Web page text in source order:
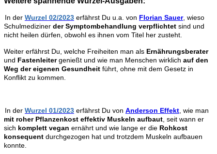
In der Wurzel 02/2023 erfährst Du u.a. von Florian Sauer, wieso
Schulmediziner der Symptombehandlung verpflichtet sind und
nicht heilen dürfen, obwohl es ihnen vom Titel her zusteht.
Weiter erfährst Du, welche Freiheiten man als Ernährungsberater
und Fastenleitergenießt und wie man Menschen wirklich auf den
Weg der eigenen Gesundheit führt, ohne mit dem Gesetz in
Konflikt zu kommen.
In der Wurzel 01/2023 erfährst Du von Anderson Effekt, wie man
mit roher Pflanzenkost effektiv Muskeln aufbaut, seit wann er
sich komplett vegan ernährt und wie lange er die Rohkost
konsequent durchgezogen hat und trotzdem Muskeln aufbauen
konnte.